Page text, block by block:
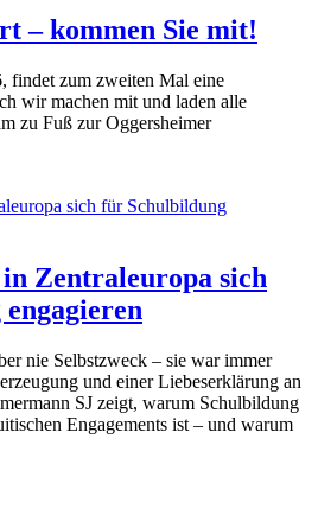
– kommen Sie mit!
findet zum zweiten Mal eine
wir machen mit und laden alle
zu Fuß zur Oggersheimer
Zentraleuropa sich
nie Selbstzweck – sie war immer
und einer Liebeserklärung an
SJ zeigt, warum Schulbildung
Engagements ist – und warum